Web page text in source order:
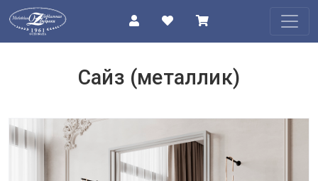
ПРОЕКТЫ
Сайз (металлик)